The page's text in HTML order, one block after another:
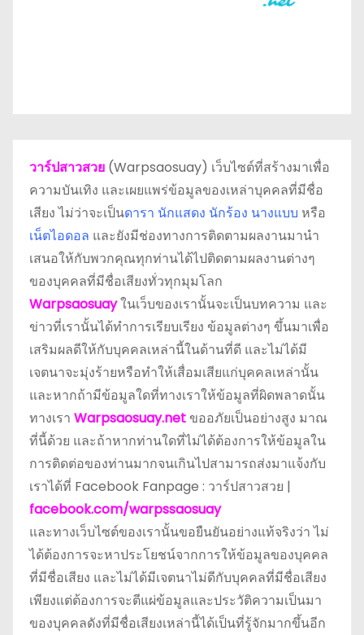
วาร์ปสาวสวย (Warpsaosuay) เว็บไซต์ที่สร้างมาเพื่อ
ความบันเทิง และเผยแพร่ข้อมูลของเหล่าบุคคลที่มีชื่อ
เสียง ไม่ว่าจะเป็นดารา นักแสดง นักร้อง นางแบบ หรือ
เน็ตไอดอล และยังมีช่องทางการติดตามผลงานมานำ
เสนอให้กับพวกคุณทุกท่านได้ไปติดตามผลงานต่างๆ
ของบุคคลที่มีชื่อเสียงทั่วทุกมุมโลก
Warpsaosuayในเว็บของเรานั้นจะเป็นบทความ และ
ข่าวที่เรานั้นได้ทำการเรียบเรียง ข้อมูลต่างๆ ขึ้นมาเพื่อ
เสริมผลดีให้กับบุคคลเหล่านี้ในด้านที่ดี และไม่ได้มี
เจตนาจะมุ่งร้ายหรือทำให้เสื่อมเสียแก่บุคคลเหล่านั้น
และหากถ้ามีข้อมูลใดที่ทางเราให้ข้อมูลที่ผิดพลาดนั้น
ทางเรา Warpsaosuay.netขออภัยเป็นอย่างสูง มาณ
ที่นี้ด้วย และถ้าหากท่านใดที่ไม่ได้ต้องการให้ข้อมูลใน
การติดต่อของท่านมากจนเกินไปสามารถส่งมาแจ้งกับ
เราได้ที่ Facebook Fanpage : วาร์ปสาวสวย |
facebook.com/warpssaosuay
และทางเว็บไซต์ของเรานั้นขอยืนยันอย่างแท้จริงว่า ไม่
ได้ต้องการจะหาประโยชน์จากการให้ข้อมูลของบุคคล
ที่มีชื่อเสียง และไม่ได้มีเจตนาไม่ดีกับบุคคลที่มีชื่อเสียง
เพียงแต่ต้องการจะตีแผ่ข้อมูลและประวัติความเป็นมา
ของบุคคลดังที่มีชื่อเสียงเหล่านี้ได้เป็นที่รู้จักมากขึ้นอีก